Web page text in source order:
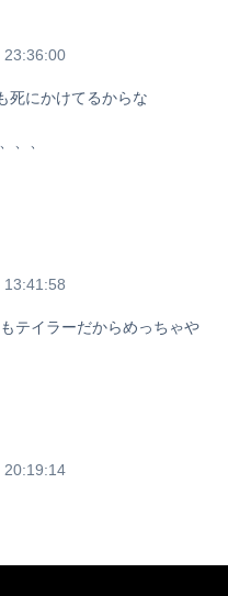
23:36:00
死にかけてるからな
、、
13:41:58
テイラーだからめっちゃや
20:19:14